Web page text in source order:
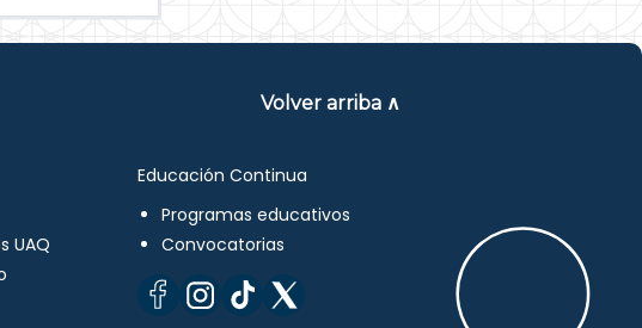
Volver arriba ∧
UAQ
Educación Continua
Programas educativos
Convocatorias